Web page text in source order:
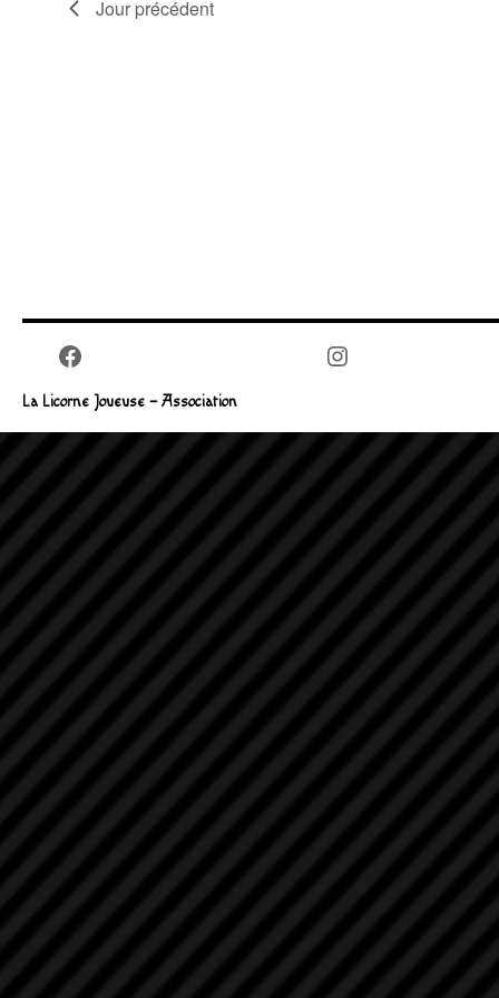
Jour précédent
Facebook Instagram
La Licorne Joueuse – Association